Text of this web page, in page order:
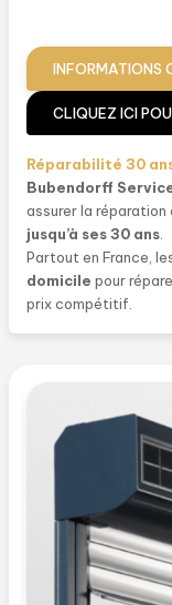
2.Position ajourée
entrouvert grâce
3.
bloque la luminosité
INFORMATIONS
CLIQUEZ ICI
Réparabilité 30
Bubendorff
assurer la
jusqu’à ses 30 ans
Partout en France,
domicile pour
prix compétitif.